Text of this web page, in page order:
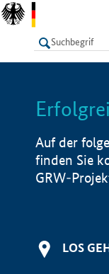
LISTE
Auf der
finden Sie
GRW-
LOS